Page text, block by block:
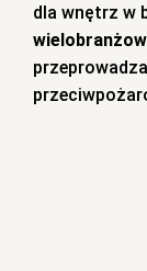
dla wnętrz w